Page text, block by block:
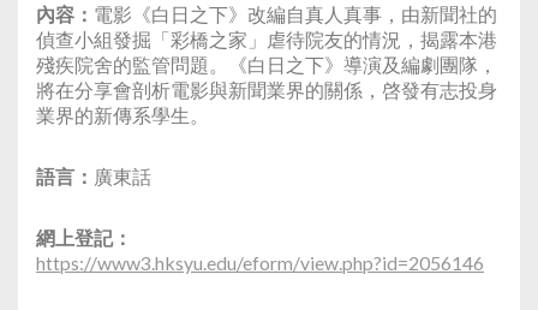
內容： 電影《白日之下》改編自真人真事，由新聞社的
偵查小組發掘「彩橋之家」虐待院友的情況，揭露本港
殘疾院舍的監管問題。《白日之下》導演及編劇團隊，
將在分享會剖析電影與新聞業界的關係，啓發有志投身
業界的新傳系學生。
語言： 廣東話
網上登記：
https://www3.hksyu.edu/eform/view.php?id=2056146